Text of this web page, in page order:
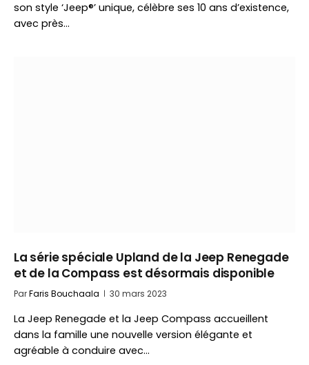
son style ‘Jeep®’ unique, célèbre ses 10 ans d’existence,
avec près…
La série spéciale Upland de la Jeep Renegade
et de la Compass est désormais disponible
ParFaris Bouchaala 30 mars 2023
La Jeep Renegade et la Jeep Compass accueillent
dans la famille une nouvelle version élégante et
agréable à conduire avec…